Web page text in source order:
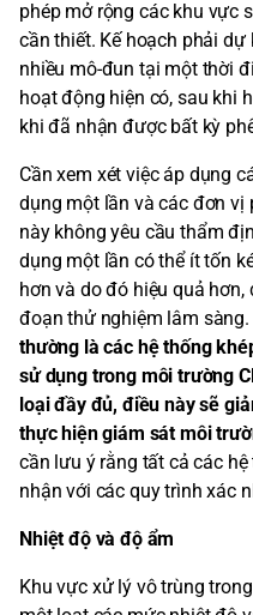
phép mở rộng các khu vực
cần thiết. Kế hoạch phải
nhiều mô-đun tại một thời
hoạt động hiện có, sau khi
khi đã nhận được bất kỳ
Cần xem xét việc áp dụng
dụng một lần và các đơn vị
này không yêu cầu thẩm
dụng một lần có thể ít tốn
hơn và do đó hiệu quả
đoạn thử nghiệm lâm sàng.
thường là các hệ thống
sử dụng trong môi trường
loại đầy đủ, điều này sẽ
thực hiện giám sát môi
cần lưu ý rằng tất cả các
nhận với các quy trình xác
Nhiệt độ và độ ẩm
Khu vực xử lý vô trùng